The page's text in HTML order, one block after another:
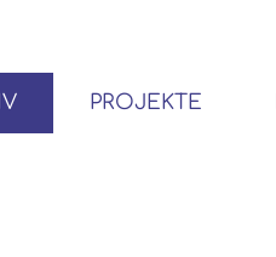
PROJEKTE